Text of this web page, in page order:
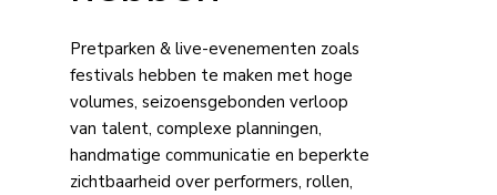
Pretparken & live-evenementen zoals
festivals hebben te maken met hoge
volumes, seizoensgebonden verloop
van talent, complexe planningen,
handmatige communicatie en beperkte
zichtbaarheid over performers, rollen,